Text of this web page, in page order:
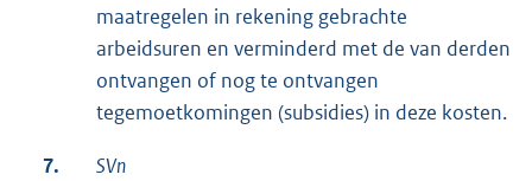
maatregelen in rekening gebrachte
arbeidsuren en verminderd met de van derden
ontvangen of nog te ontvangen
tegemoetkomingen (subsidies) in deze kosten.
7. SVn